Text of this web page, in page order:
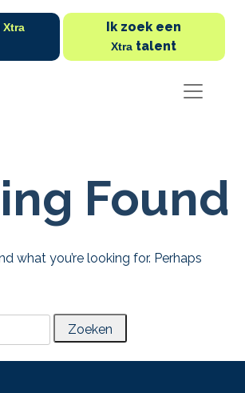
Xtra Ik zoek een
Xtra talent
Found
what you’re looking for. Perhaps